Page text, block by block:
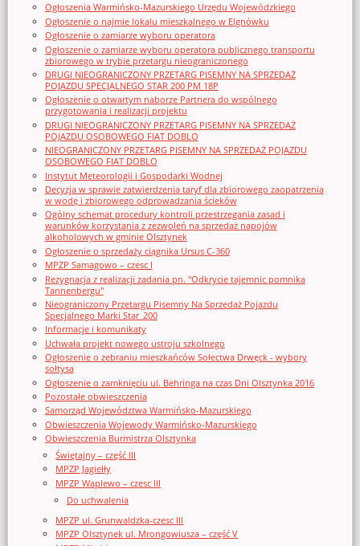
Ogłoszenia Warmińsko-Mazurskiego Urzędu Wojewódzkiego
Ogłoszenie o najmie lokalu mieszkalnego w Elgnówku
Ogłoszenie o zamiarze wyboru operatora
Ogłoszenie o zamiarze wyboru operatora publicznego transportu
zbiorowego w trybie przetargu nieograniczonego
DRUGI NIEOGRANICZONY PRZETARG PISEMNY NA SPRZEDAŻ
POJAZDU SPECJALNEGO STAR 200 PM 18P
Ogłoszenie o otwartym naborze Partnera do wspólnego
przygotowania i realizacji projektu
DRUGI NIEOGRANICZONY PRZETARG PISEMNY NA SPRZEDAŻ
POJAZDU OSOBOWEGO FIAT DOBLO
NIEOGRANICZONY PRZETARG PISEMNY NA SPRZEDAŻ POJAZDU
OSOBOWEGO FIAT DOBLO
Instytut Meteorologii i Gospodarki Wodnej
Decyzja w sprawie zatwierdzenia taryf dla zbiorowego zaopatrzenia
w wodę i zbiorowego odprowadzania ścieków
Ogólny schemat procedury kontroli przestrzegania zasad i
warunków korzystania z zezwoleń na sprzedaż napojów
alkoholowych w gminie Olsztynek
Ogłoszenie o sprzedaży ciągnika Ursus C-360
MPZP Samagowo – czesc I
Rezygnacja z realizacji zadania pn. "Odkrycie tajemnic pomnika
Tannenbergu"
Nieograniczony Przetargu Pisemny Na Sprzedaż Pojazdu
Specjalnego Marki Star_200
Informacje i komunikaty
Uchwała projekt nowego ustroju szkolnego
Ogłoszenie o zebraniu mieszkańców Sołectwa Drwęck - wybory
sołtysa
Ogłoszenie o zamknięciu ul. Behringa na czas Dni Olsztynka 2016
Pozostałe obwieszczenia
Samorząd Województwa Warmińsko-Mazurskiego
Obwieszczenia Wojewody Warmińsko-Mazurskiego
Obwieszczenia Burmistrza Olsztynka
Świętajny – część III
MPZP Jagiełły
MPZP Waplewo – czesc III
Do uchwalenia
MPZP ul. Grunwaldzka-czesc III
MPZP Olsztynek ul. Mrongowiusza – część V